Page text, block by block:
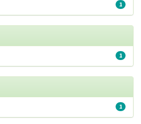
1
1
1